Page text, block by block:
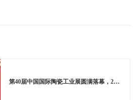
第40届中国国际陶瓷工业展圆满落幕，2027年6月羊城再续华章